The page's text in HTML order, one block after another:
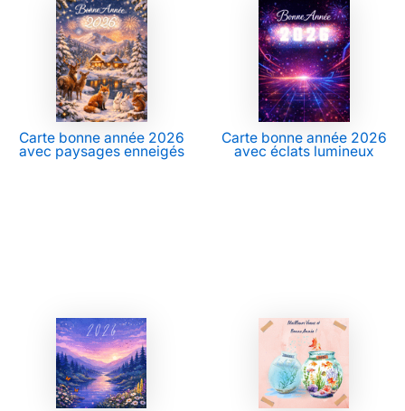
Carte bonne année 2026
avec paysages enneigés
Carte bonne année 2026
avec éclats lumineux